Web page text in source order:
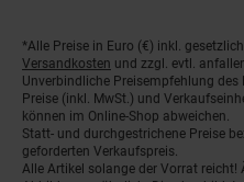
Fußnoten
*Alle Preise in Euro (€) inkl.
Versandkosten und zzgl. evtl.
Unverbindliche Preisempfehlung des
Preise (inkl. MwSt.) und
können im Online-Shop abweichen.
Statt- und durchgestrichene Preise
geforderten Verkaufspreis.
Alle Artikel solange der Vorrat reicht!